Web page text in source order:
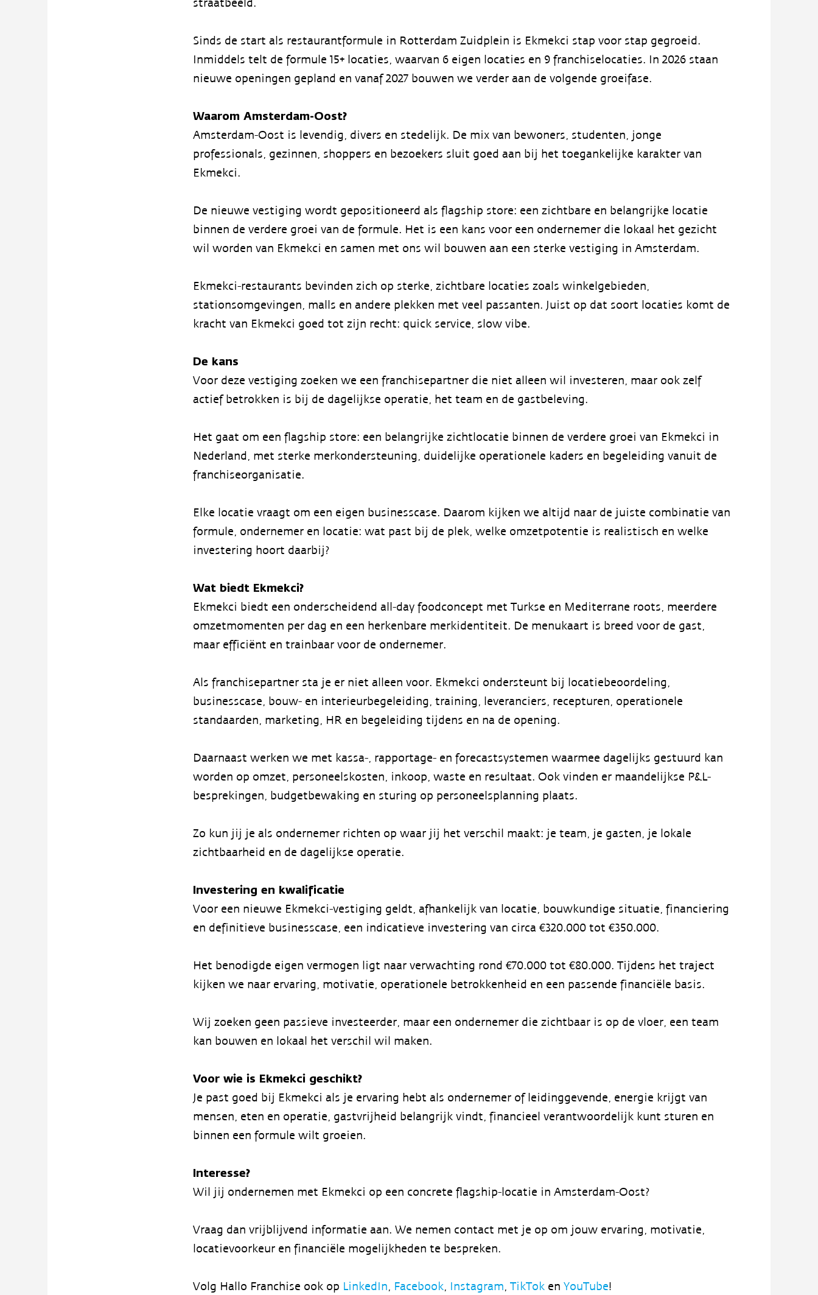
straatbeeld.
Sinds de start als restaurantformule in Rotterdam Zuidplein is Ekmekci stap voor stap gegroeid.
Inmiddels telt de formule 15+ locaties, waarvan 6 eigen locaties en 9 franchiselocaties. In 2026 staan
nieuwe openingen gepland en vanaf 2027 bouwen we verder aan de volgende groeifase.
Waarom Amsterdam-Oost?
Amsterdam-Oost is levendig, divers en stedelijk. De mix van bewoners, studenten, jonge
professionals, gezinnen, shoppers en bezoekers sluit goed aan bij het toegankelijke karakter van
Ekmekci.
De nieuwe vestiging wordt gepositioneerd als flagship store: een zichtbare en belangrijke locatie
binnen de verdere groei van de formule. Het is een kans voor een ondernemer die lokaal het gezicht
wil worden van Ekmekci en samen met ons wil bouwen aan een sterke vestiging in Amsterdam.
Ekmekci-restaurants bevinden zich op sterke, zichtbare locaties zoals winkelgebieden,
stationsomgevingen, malls en andere plekken met veel passanten. Juist op dat soort locaties komt de
kracht van Ekmekci goed tot zijn recht: quick service, slow vibe.
De kans
Voor deze vestiging zoeken we een franchisepartner die niet alleen wil investeren, maar ook zelf
actief betrokken is bij de dagelijkse operatie, het team en de gastbeleving.
Het gaat om een flagship store: een belangrijke zichtlocatie binnen de verdere groei van Ekmekci in
Nederland, met sterke merkondersteuning, duidelijke operationele kaders en begeleiding vanuit de
franchiseorganisatie.
Elke locatie vraagt om een eigen businesscase. Daarom kijken we altijd naar de juiste combinatie van
formule, ondernemer en locatie: wat past bij de plek, welke omzetpotentie is realistisch en welke
investering hoort daarbij?
Wat biedt Ekmekci?
Ekmekci biedt een onderscheidend all-day foodconcept met Turkse en Mediterrane roots, meerdere
omzetmomenten per dag en een herkenbare merkidentiteit. De menukaart is breed voor de gast,
maar efficiënt en trainbaar voor de ondernemer.
Als franchisepartner sta je er niet alleen voor. Ekmekci ondersteunt bij locatiebeoordeling,
businesscase, bouw- en interieurbegeleiding, training, leveranciers, recepturen, operationele
standaarden, marketing, HR en begeleiding tijdens en na de opening.
Daarnaast werken we met kassa-, rapportage- en forecastsystemen waarmee dagelijks gestuurd kan
worden op omzet, personeelskosten, inkoop, waste en resultaat. Ook vinden er maandelijkse P&L-
besprekingen, budgetbewaking en sturing op personeelsplanning plaats.
Zo kun jij je als ondernemer richten op waar jij het verschil maakt: je team, je gasten, je lokale
zichtbaarheid en de dagelijkse operatie.
Investering en kwalificatie
Voor een nieuwe Ekmekci-vestiging geldt, afhankelijk van locatie, bouwkundige situatie, financiering
en definitieve businesscase, een indicatieve investering van circa €320.000 tot €350.000.
Het benodigde eigen vermogen ligt naar verwachting rond €70.000 tot €80.000. Tijdens het traject
kijken we naar ervaring, motivatie, operationele betrokkenheid en een passende financiële basis.
Wij zoeken geen passieve investeerder, maar een ondernemer die zichtbaar is op de vloer, een team
kan bouwen en lokaal het verschil wil maken.
Voor wie is Ekmekci geschikt?
Je past goed bij Ekmekci als je ervaring hebt als ondernemer of leidinggevende, energie krijgt van
mensen, eten en operatie, gastvrijheid belangrijk vindt, financieel verantwoordelijk kunt sturen en
binnen een formule wilt groeien.
Interesse?
Wil jij ondernemen met Ekmekci op een concrete flagship-locatie in Amsterdam-Oost?
Vraag dan vrijblijvend informatie aan. We nemen contact met je op om jouw ervaring, motivatie,
locatievoorkeur en financiële mogelijkheden te bespreken.
Volg Hallo Franchise ook op LinkedIn Facebook Instagram TikTok en YouTube!